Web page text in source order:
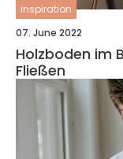
inspiration
07. June 2022
Holzboden im
Fließen